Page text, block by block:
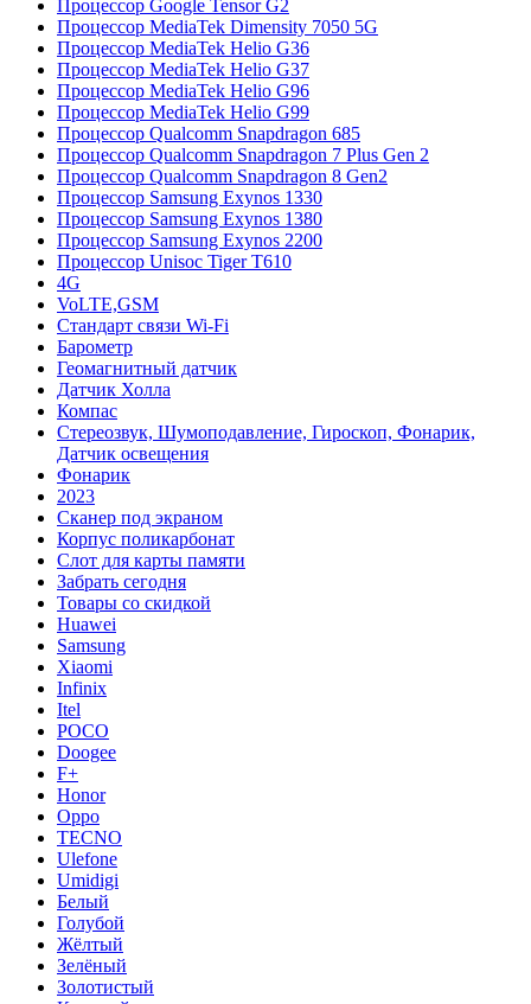
Процессор Google Tensor G2
Процессор MediaTek Dimensity 7050 5G
Процессор MediaTek Helio G36
Процессор MediaTek Helio G37
Процессор MediaTek Helio G96
Процессор MediaTek Helio G99
Процессор Qualcomm Snapdragon 685
Процессор Qualcomm Snapdragon 7 Plus Gen 2
Процессор Qualcomm Snapdragon 8 Gen2
Процессор Samsung Exynos 1330
Процессор Samsung Exynos 1380
Процессор Samsung Exynos 2200
Процессор Unisoc Tiger T610
4G
VoLTE,GSM
Cтандарт связи Wi-Fi
Барометр
Геомагнитный датчик
Датчик Холла
Компас
Стереозвук, Шумоподавление, Гироскоп, Фонарик,
Датчик освещения
Фонарик
2023
Сканер под экраном
Корпус поликарбонат
Слот для карты памяти
Забрать сегодня
Товары со скидкой
Huawei
Samsung
Xiaomi
Infinix
Itel
POCO
Doogee
F+
Honor
Oppo
TECNO
Ulefone
Umidigi
Белый
Голубой
Жёлтый
Зелёный
Золотистый